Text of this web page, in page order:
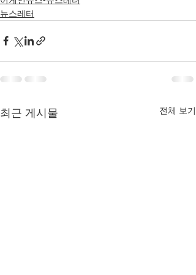
뉴스레터
최근 게시물 전체 보기